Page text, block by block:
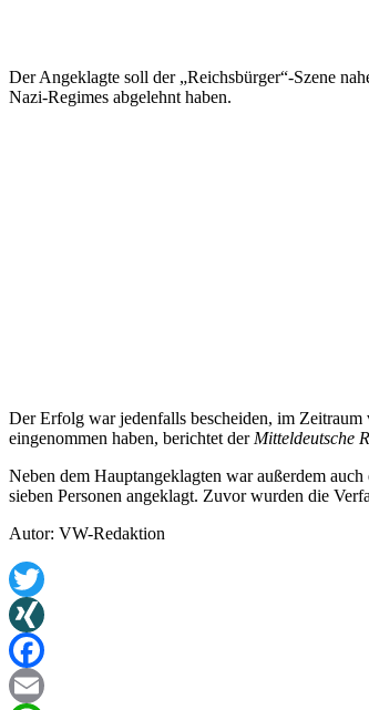
Der Angeklagte soll der „Reichsbürger“-Szene
Nazi-Regimes abgelehnt haben.
Der Erfolg war jedenfalls bescheiden, im
eingenommen haben, berichtet derMitteldeutsche
Neben dem Hauptangeklagten war außerdem
sieben Personen angeklagt. Zuvor wurden die
Autor: VW-Redaktion
Twitter
XING
Facebook